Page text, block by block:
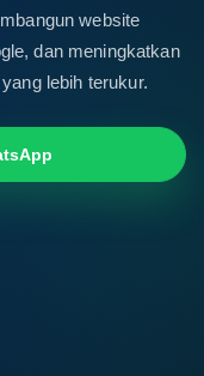
website
dan meningkatkan
lebih terukur.